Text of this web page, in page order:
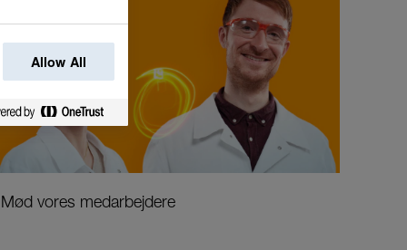
Mød vores medarbejdere
Allow All